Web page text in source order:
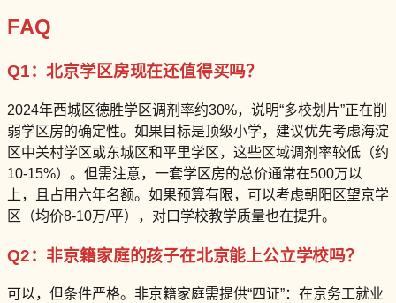
FAQ
Q1：北京学区房现在还值得买吗？
2024年西城区德胜学区调剂率约30%，说明“多校划片”正在削
弱学区房的确定性。如果目标是顶级小学，建议优先考虑海淀
区中关村学区或东城区和平里学区，这些区域调剂率较低（约
10-15%）。但需注意，一套学区房的总价通常在500万以
上，且占用六年名额。如果预算有限，可以考虑朝阳区望京学
区（均价8-10万/平），对口学校教学质量也在提升。
Q2：非京籍家庭的孩子在北京能上公立学校吗？
可以，但条件严格。非京籍家庭需提供“四证”：在京务工就业